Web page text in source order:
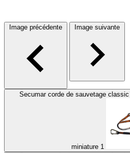
Image précédente Image suivante
Secumar corde de sauvetage
miniature 1